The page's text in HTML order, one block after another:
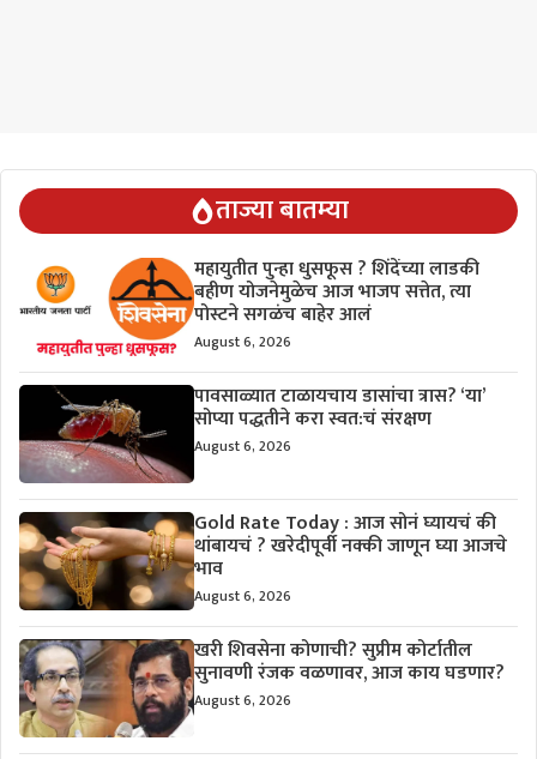
ताज्या बातम्या
महायुतीत पुन्हा धुसफूस ? शिंदेंच्या लाडकी
बहीण योजनेमुळेच आज भाजप सत्तेत, त्या
पोस्टने सगळंच बाहेर आलं
August 6, 2026
पावसाळ्यात टाळायचाय डासांचा त्रास? ‘या’
सोप्या पद्धतीने करा स्वत:चं संरक्षण
August 6, 2026
Gold Rate Today : आज सोनं घ्यायचं की
थांबायचं ? खरेदीपूर्वी नक्की जाणून घ्या आजचे
भाव
August 6, 2026
खरी शिवसेना कोणाची? सुप्रीम कोर्टातील
सुनावणी रंजक वळणावर, आज काय घडणार?
August 6, 2026